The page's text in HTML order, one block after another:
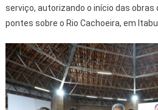
serviço, autorizando o início das
pontes sobre o Rio Cachoeira, em